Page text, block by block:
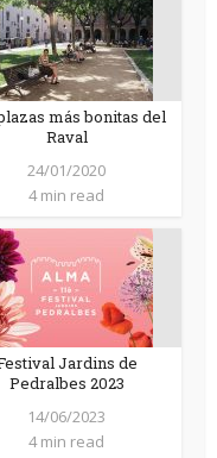
más bonitas del
Raval
24/01/2020
4 min read
Jardins de
Pedralbes 2023
14/06/2023
4 min read